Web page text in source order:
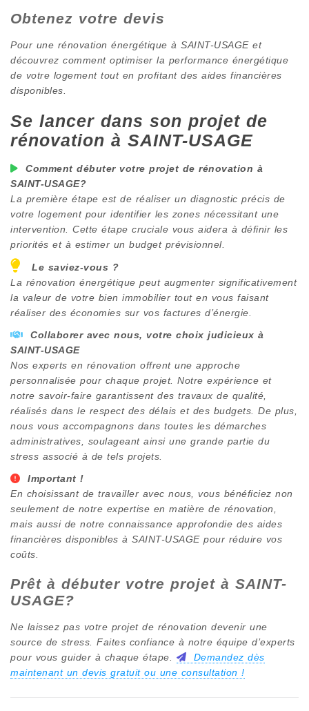
Obtenez votre devis
Pour une rénovation énergétique à SAINT-USAGEet
découvrez comment optimiser la performance énergétique
de votre logement tout en profitant des aides financières
disponibles.
Se lancer dans son projet de
rénovation à SAINT-USAGE
Comment débuter votre projet de rénovation à
SAINT-USAGE?
La première étape est de réaliser un diagnostic précis de
votre logement pour identifier les zones nécessitant une
intervention. Cette étape cruciale vous aidera à définir les
priorités et à estimer un budget prévisionnel.
Le saviez-vous ?
La rénovation énergétique peut augmenter significativement
la valeur de votre bien immobilier tout en vous faisant
réaliser des économies sur vos factures d’énergie.
Collaborer avec nous, votre choix judicieux à
SAINT-USAGE
Nos experts en rénovation offrent une approche
personnalisée pour chaque projet. Notre expérience et
notre savoir-faire garantissent des travaux de qualité,
réalisés dans le respect des délais et des budgets. De plus,
nous vous accompagnons dans toutes les démarches
administratives, soulageant ainsi une grande partie du
stress associé à de tels projets.
Important !
En choisissant de travailler avec nous, vous bénéficiez non
seulement de notre expertise en matière de rénovation,
mais aussi de notre connaissance approfondie des aides
financières disponibles à SAINT-USAGEpour réduire vos
coûts.
Prêt à débuter votre projet à SAINT-
USAGE?
Ne laissez pas votre projet de rénovation devenir une
source de stress. Faites confiance à notre équipe d’experts
pour vous guider à chaque étape.
Demandez dès
maintenant un devis gratuit ou une consultation !